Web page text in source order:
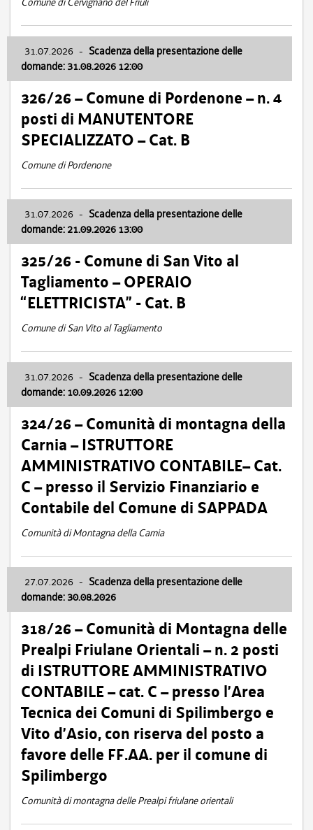
31.07.2026 - Scadenza della presentazione delle
domande: 31.08.2026 12:00
326/26 – Comune di Pordenone – n. 4
posti di MANUTENTORE
SPECIALIZZATO – Cat. B
Comune di Pordenone
31.07.2026 - Scadenza della presentazione delle
domande: 21.09.2026 13:00
325/26 - Comune di San Vito al
Tagliamento – OPERAIO
“ELETTRICISTA” - Cat. B
Comune di San Vito al Tagliamento
31.07.2026 - Scadenza della presentazione delle
domande: 10.09.2026 12:00
324/26 – Comunità di montagna della
Carnia – ISTRUTTORE
AMMINISTRATIVO CONTABILE– Cat.
C – presso il Servizio Finanziario e
Contabile del Comune di SAPPADA
Comunità di Montagna della Carnia
27.07.2026 - Scadenza della presentazione delle
domande: 30.08.2026
318/26 – Comunità di Montagna delle
Prealpi Friulane Orientali – n. 2 posti
di ISTRUTTORE AMMINISTRATIVO
CONTABILE – cat. C – presso l’Area
Tecnica dei Comuni di Spilimbergo e
Vito d’Asio, con riserva del posto a
favore delle FF.AA. per il comune di
Spilimbergo
Comunità di montagna delle Prealpi friulane orientali